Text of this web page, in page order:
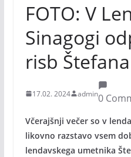
FOTO: V
Sinagogi
risb
17.02. 2024 admin0
Včerajšnji večer so v
likovno razstavo vsem
lendavskega umetnika